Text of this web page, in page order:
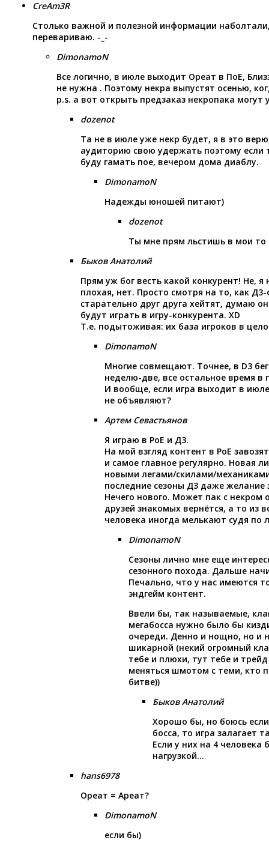
CreAm3R
Столько важной и полезной информации
перевариваю. -_-
DimonamoN
Все логично, в июле выходит Ореат в ПоЕ,
не нужна . Поэтому некра выпустят осенью,
p.s. а вот открыть предзаказ некропака
dozenot
Та не в июле уже некр будет, я в это
аудиторию свою удержать поэтому если
буду гамать пое, вечером дома диаблу.
DimonamoN
Надежды юношей питают)
dozenot
Ты мне прям льстишь в мои то
Быков Анатолий
Прям уж бог весть какой конкурент! Не,
плохая, нет. Просто смотря на то, как
старательно друг друга хейтят, думаю
будут играть в игру-конкурента. XD
Т.е. подытоживая: их база игроков в
DimonamoN
Многие совмещают. Точнее, в D3
неделю-две, все остальное время в
И вообще, если игра выходит в
не объявляют?
Артем Севастьянов
Я играю в РоЕ и Д3.
На мой взгляд контент в РоЕ
и самое главное регулярно. Новая
новыми легами/скилами/
последние сезоны Д3 даже желание
Нечего нового. Может пак с некром
друзей знакомых вернётся, а то из
человека иногда мелькают судя по
DimonamoN
Сезоны лично мне еще
сезонного похода. Дальше
Печально, что у нас имеются
эндгейм контент.
Ввели бы, так называемые,
мегабосса нужно было бы
очереди. Денно и нощно, но и
шикарной (некий огромный
тебе и плюхи, тут тебе и
меняться шмотом с теми, кто
битве))
Быков Анатолий
Хорошо бы, но боюсь
босса, то игра залагает
Если у них на 4 человека
нагрузкой…
hans6978
Ореат = Ареат?
DimonamoN
если бы)